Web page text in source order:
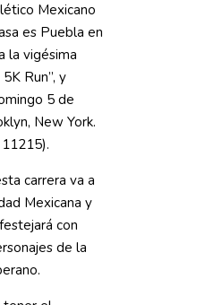
Mexicano
es Puebla en
la vigésima
Run”, y
5 de
New York.
carrera va a
Mexicana y
con
de la